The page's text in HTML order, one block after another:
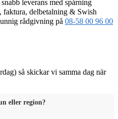
leverans med spårning
faktura, delbetalning & Swish
rådgivning på 08-58 00 96 00
så skickar vi samma dag när
eller region?